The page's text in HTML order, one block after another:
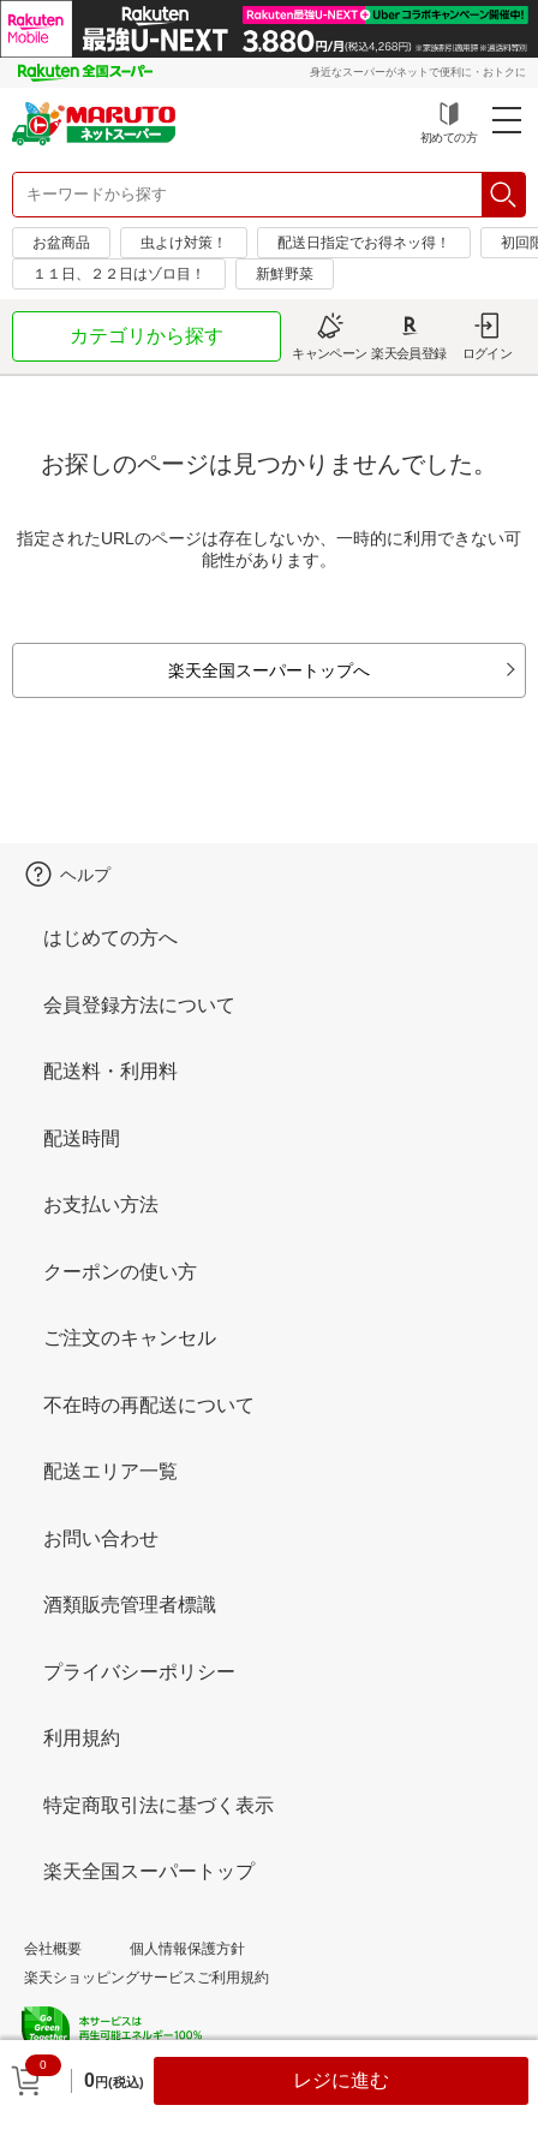
身近なスーパーがネットで便利に・おトクに
初めての方
お盆商品 虫よけ対策！ 配送日指定でお得ネッ得！
初回
１１日、２２日はゾロ目！
新鮮野菜
カテゴリから探す
キャンペーン 楽天会員登録 ログイン
お探しのページは見つかりませんでした。
指定されたURLのページは存在しないか、一時的に利用できない可
能性があります。
楽天全国スーパートップへ
0
0円(税込) レジに進む
ヘルプ
はじめての方へ
会員登録方法について
配送料・利用料
配送時間
お支払い方法
クーポンの使い方
ご注文のキャンセル
不在時の再配送について
配送エリア一覧
お問い合わせ
酒類販売管理者標識
プライバシーポリシー
利用規約
特定商取引法に基づく表示
楽天全国スーパートップ
会社概要
個人情報保護方針
楽天ショッピングサービスご利用規約
© Rakuten Group, Inc.